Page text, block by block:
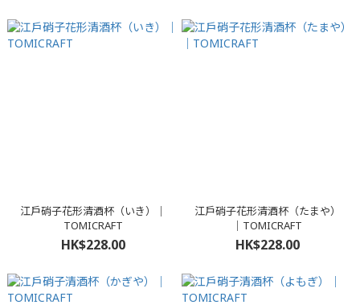
江戶硝子花形清酒杯（いき）｜
TOMICRAFT
HK$228.00
江戶硝子花形清酒杯（たまや）
｜TOMICRAFT
HK$228.00